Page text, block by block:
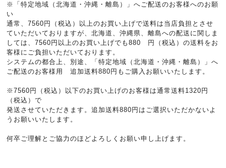
※「特定地域（北海道・沖縄・離島）」へご配送のお客様へのお願
い
通常、7560円（税込）以上のお買い上げで送料は当店負担とさせ
ていただいておりますが、北海道、沖縄県、離島への配送に関しま
しては、7560円以上のお買い上げでも880 円（税込）の送料をお
客様にご負担いただいております。
システムの都合上、別途、「特定地域（北海道・沖縄・離島）」へ
ご配送のお客様用 追加送料880円もご購入お願いいたします。
※7560円（税込）以下のお買い上げのお客様は通常送料1320円
（税込）で
発送させていただきます。追加送料880円はご選択いただかないよ
うお願いいたします。
何卒ご理解とご協力のほどよろしくお願い申し上げます。